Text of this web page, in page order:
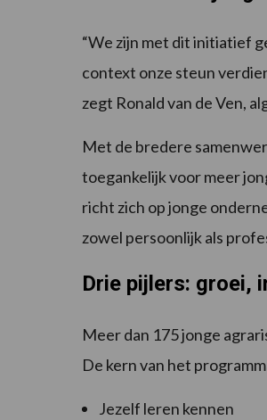
“We zijn met dit initiatief
context onze steun
zegt Ronald van de Ven,
Met de bredere
toegankelijk voor meer
richt zich op jonge
zowel persoonlijk als
Drie pijlers: groei,
Meer dan 175 jonge
De kern van het
Jezelf leren kennen